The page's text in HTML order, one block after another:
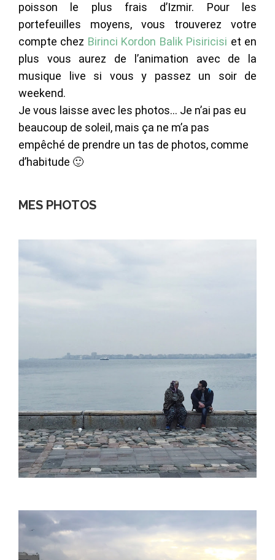
poisson le plus frais d’Izmir. Pour les
portefeuilles moyens, vous trouverez votre
compte chez Birinci Kordon Balik Pisiricisi et en
plus vous aurez de l’animation avec de la
musique live si vous y passez un soir de
weekend.
Je vous laisse avec les photos… Je n’ai pas eu
beaucoup de soleil, mais ça ne m’a pas
empêché de prendre un tas de photos, comme
d’habitude 🙂
MES PHOTOS